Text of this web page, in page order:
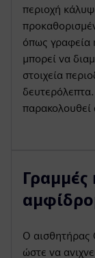
περιοχή
όπως γραφεία
μπορεί να
στοιχεία
παρακολουθεί
Ο αισθητήρας
ώστε να